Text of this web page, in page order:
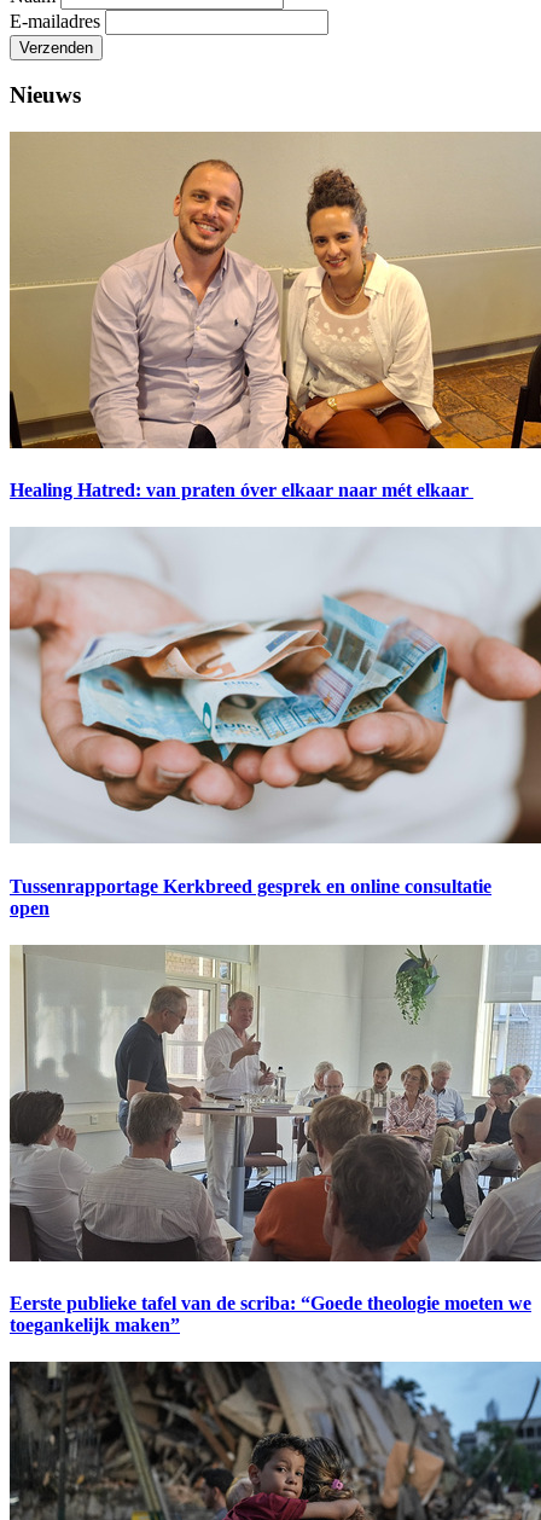
E-mailadres
Verzenden
Nieuws
Healing Hatred: van praten óver elkaar naar mét elkaar
Tussenrapportage Kerkbreed gesprek en online consultatie
open
Eerste publieke tafel van de scriba: “Goede theologie moeten we
toegankelijk maken”